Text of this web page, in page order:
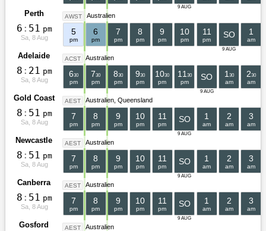
9 AUG
Perth AWST Australien
6 : 51 pm
Sa, 8 Aug
5
pm
6
pm
7
pm
8
pm
9
pm
10
pm
11
pm
9 AUG
SO 1
am
Adelaide ACST Australien
8 : 21 pm
Sa, 8 Aug
630
pm
730
pm
830
pm
930
pm
1030
pm
11 30
pm
9 AUG
SO 1 30
am
230
am
Gold Coast AEST Australien Queensland
8 : 51 pm
Sa, 8 Aug
7
pm
8
pm
9
pm
10
pm
11
pm
9 AUG
SO 1
am
2
am
3
am
Newcastle AEST Australien
8 : 51 pm
Sa, 8 Aug
7
pm
8
pm
9
pm
10
pm
11
pm
9 AUG
SO 1
am
2
am
3
am
Canberra AEST Australien
8 : 51 pm
Sa, 8 Aug
7
pm
8
pm
9
pm
10
pm
11
pm
9 AUG
SO 1
am
2
am
3
am
Gosford AEST Australien